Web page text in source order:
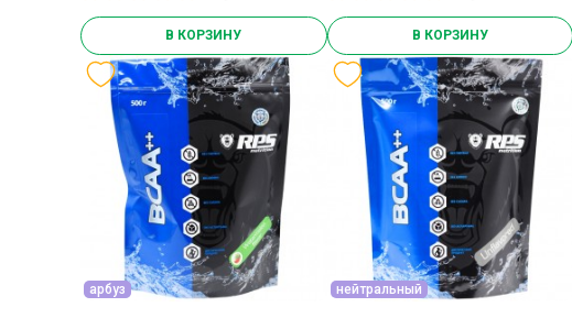
В КОРЗИНУ В КОРЗИНУ
арбуз нейтральный